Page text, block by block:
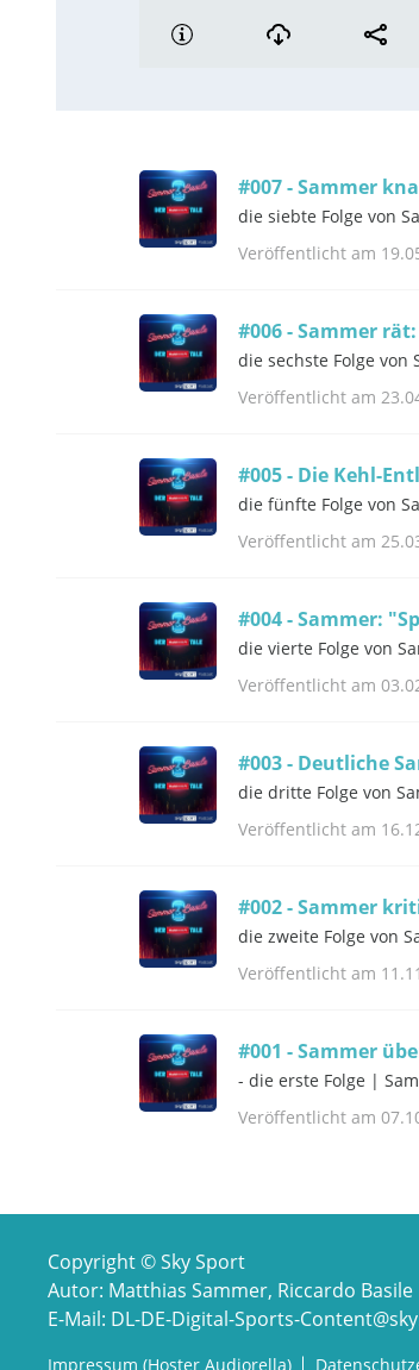
#007 - Sammer
die siebte Folge von
Veröffentlicht am
#006 - Sammer
die sechste Folge von
Veröffentlicht am
#005 - Die Kehl-
die fünfte Folge von
Veröffentlicht am
#004 - Sammer:
die vierte Folge von
Veröffentlicht am
#003 - Deutliche
die dritte Folge von
Veröffentlicht am
#002 - Sammer
die zweite Folge von
Veröffentlicht am
#001 - Sammer
- die erste Folge |
Veröffentlicht am
Copyright © Sky Sport
Autor: Matthias Sammer, Riccardo Basile
E-Mail: DL-DE-Digital-Sports-
Impressum (Hoster Audiorella)